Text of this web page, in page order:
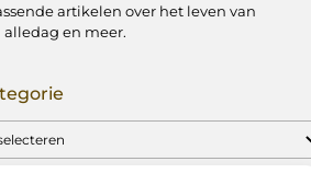
artikelen over het leven van
alledag en meer.